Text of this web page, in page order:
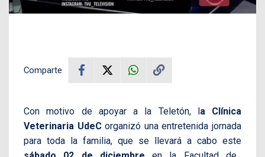
Comparte
Con motivo de apoyar a la Teletón, la Clínica
Veterinaria UdeCorganizó una entretenida jornada
para toda la familia, que se llevará a cabo este